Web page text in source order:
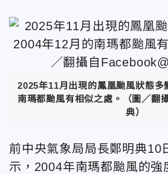
2025年11月出現的鳳凰颱風狀態多
南瑪都颱風有相似之處。（圖／翻
典）
前中央氣象局局長鄭明典10
示，2004年南瑪都颱風的強